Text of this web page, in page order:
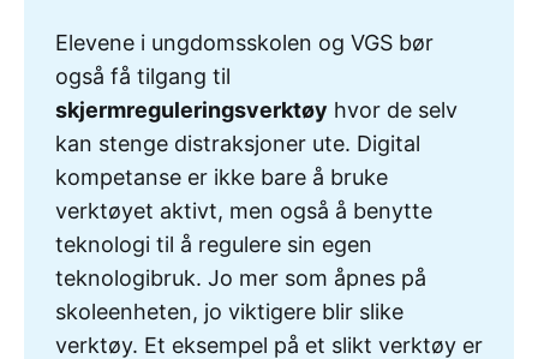
Elevene i ungdomsskolen og VGS bør
også få tilgang til
skjermreguleringsverktøy hvor de selv
kan stenge distraksjoner ute. Digital
kompetanse er ikke bare å bruke
verktøyet aktivt, men også å benytte
teknologi til å regulere sin egen
teknologibruk. Jo mer som åpnes på
skoleenheten, jo viktigere blir slike
verktøy. Et eksempel på et slikt verktøy er